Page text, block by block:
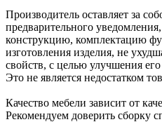
Производитель оставляет за
предварительного
конструкцию, комплектацию
изготовления изделия, не
свойств, с целью улучшения
Это не является недостатком
Качество мебели зависит от
Рекомендуем доверить сборку